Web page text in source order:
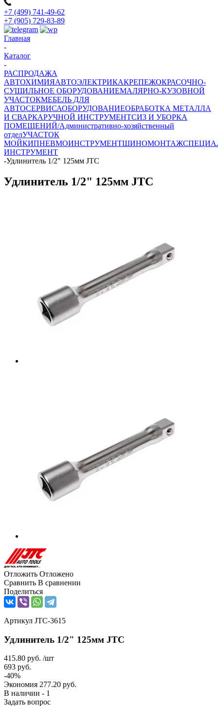
+7 (499) 741-49-62
+7 (905) 729-83-89
Главная
-
Каталог
-
РАСПРОДАЖА
АВТОХИМИЯАВТОЭЛЕКТРИКАКРЕПЕЖОКРАСОЧНО-
СУШИЛЬНОЕ ОБОРУДОВАНИЕМАЛЯРНО-КУЗОВНОЙ
УЧАСТОКМЕБЕЛЬ ДЛЯ
АВТОСЕРВИСАОБОРУДОВАНИЕОБРАБОТКА МЕТАЛЛА
И СВАРКАРУЧНОЙ ИНСТРУМЕНТСИЗ И УБОРКА
ПОМЕЩЕНИЙ/Административно-хозяйственный
отделУЧАСТОК
МОЙКИПНЕВМОИНСТРУМЕНТШИНОМОНТАЖ
ИНСТРУМЕНТ
-Удлинитель 1/2" 125мм JTC
Удлинитель 1/2" 125мм JTC
Отложить Отложено
Сравнить В сравнении
Поделиться
Артикул JTC-3615
Удлинитель 1/2" 125мм JTC
415.80 руб. /шт
693 руб.
-40%
Экономия 277.20 руб.
В наличии - 1
Задать вопрос